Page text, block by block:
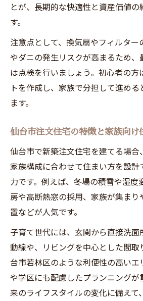
とが、長期的な快適性と資産価値の
す。
注意点として、換気扇やフィルター
やダニの発生リスクが高まるため、
は点検を行いましょう。初心者の方
トを作成し、家族で分担して進め
ます。
仙台市注文住宅の特徴と家族向け
仙台市で新築注文住宅を建てる場合
家族構成に合わせて住まい方を設
力です。例えば、冬場の積雪や湿度
房や高断熱窓の採用、家族が集ま
置などが人気です。
子育て世代には、玄関から直接洗面
動線や、リビングを中心とした間取
台市若林区のような利便性の高い
や学区にも配慮したプランニングが
来のライフスタイルの変化に備えて